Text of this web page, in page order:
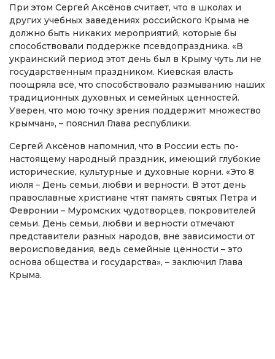
При этом Сергей Аксёнов считает, что в школах и
других учебных заведениях российского Крыма не
должно быть никаких мероприятий, которые бы
способствовали поддержке псевдопраздника. «В
украинский период этот день был в Крыму чуть ли не
государственным праздником. Киевская власть
поощряла всё, что способствовало размыванию наших
традиционных духовных и семейных ценностей.
Уверен, что мою точку зрения поддержит множество
крымчан», – пояснил Глава республики.
Сергей Аксёнов напомнил, что в России есть по-
настоящему народный праздник, имеющий глубокие
исторические, культурные и духовные корни. «Это 8
июля – День семьи, любви и верности. В этот день
православные христиане чтят память святых Петра и
Февронии – Муромских чудотворцев, покровителей
семьи. День семьи, любви и верности отмечают
представители разных народов, вне зависимости от
вероисповедания, ведь семейные ценности – это
основа общества и государства», – заключил Глава
Крыма.